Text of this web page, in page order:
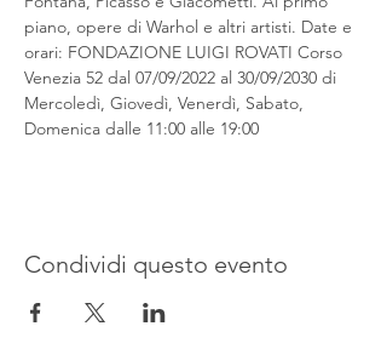
piano, opere di Warhol e altri artisti. Date e
orari: FONDAZIONE LUIGI ROVATI Corso
Venezia 52 dal 07/09/2022 al 30/09/2030 di
Mercoledì, Giovedì, Venerdì, Sabato,
Domenica dalle 11:00 alle 19:00
Condividi questo evento